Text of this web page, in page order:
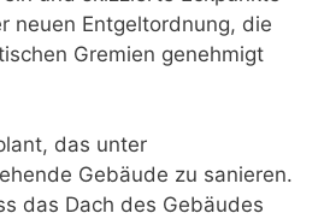
neuen Entgeltordnung, die
Gremien genehmigt
das unter
Gebäude zu sanieren.
das Dach des Gebäudes